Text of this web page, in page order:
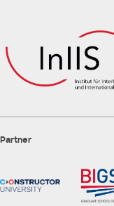
Partner